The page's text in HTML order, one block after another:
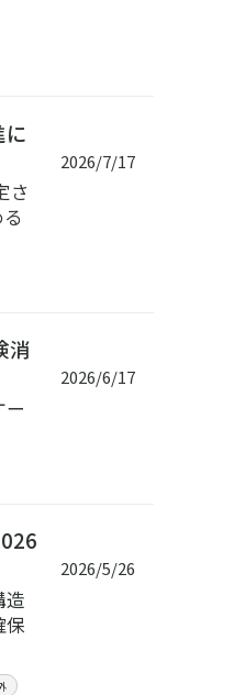
さ
2026/7/17
消
2026/6/17
造
保
2026/5/26